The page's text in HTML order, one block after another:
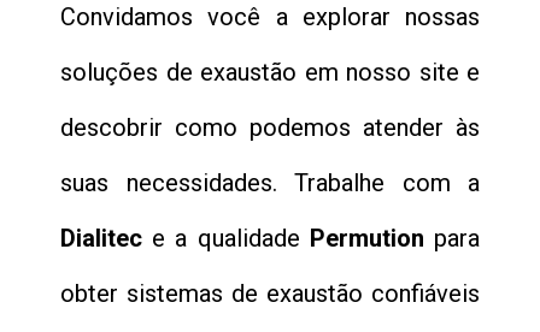
Convidamos você a explorar nossas
soluções de exaustão em nosso site e
descobrir como podemos atender às
suas necessidades. Trabalhe com a
Dialitec e a qualidade Permution para
obter sistemas de exaustão confiáveis